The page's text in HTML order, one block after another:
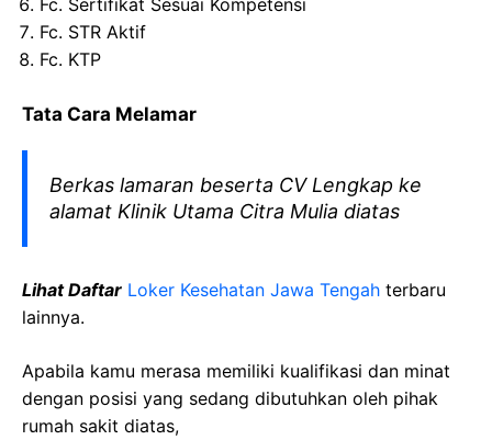
Fc. Sertifikat Sesuai Kompetensi
Fc. STR Aktif
Fc. KTP
Tata Cara Melamar
Berkas lamaran beserta CV Lengkap ke
alamat Klinik Utama Citra Mulia diatas
Lihat Daftar Loker Kesehatan Jawa Tengah terbaru
lainnya.
Apabila kamu merasa memiliki kualifikasi dan minat
dengan posisi yang sedang dibutuhkan oleh pihak
rumah sakit diatas,